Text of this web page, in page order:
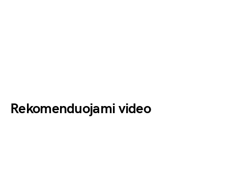
Rekomenduojami video